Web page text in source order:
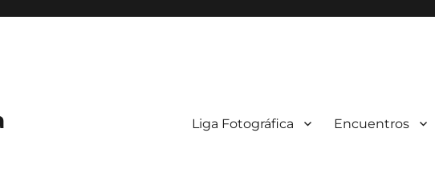
Liga Fotográfica Encuentros